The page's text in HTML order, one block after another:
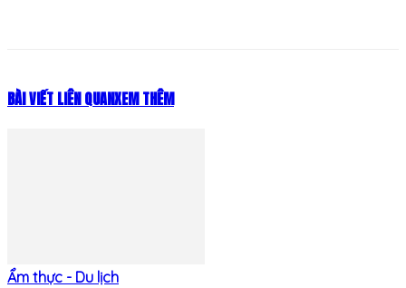
BÀI VIẾT LIÊN QUANXEM THÊM
Ẩm thực - Du lịch